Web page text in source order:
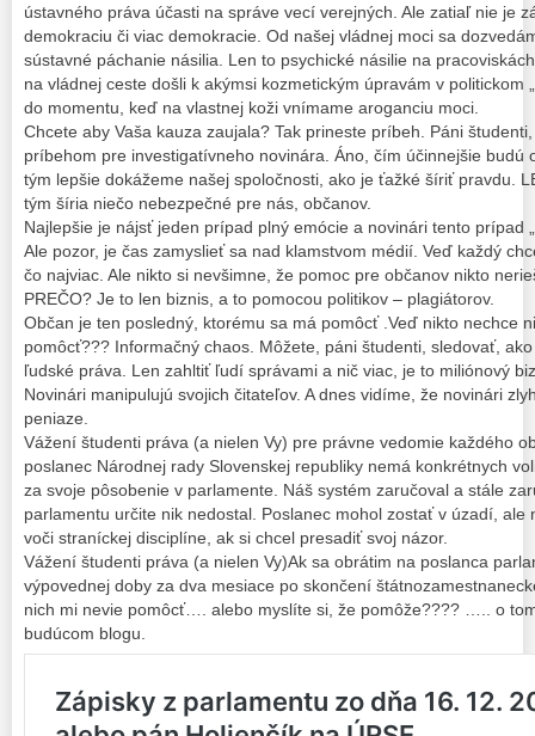
ústavného práva účasti na správe vecí verejných. Ale zatiaľ nie je
demokraciu či viac demokracie. Od našej vládnej moci sa
sústavné páchanie násilia. Len to psychické násilie na
na vládnej ceste došli k akýmsi kozmetickým úpravám v politickom
do momentu, keď na vlastnej koži vnímame aroganciu moci.
Chcete aby Vaša kauza zaujala? Tak prineste príbeh. Páni
príbehom pre investigatívneho novinára. Áno, čím účinnejšie budú
tým lepšie dokážeme našej spoločnosti, ako je ťažké šíriť pravdu.
tým šíria niečo nebezpečné pre nás, občanov.
Najlepšie je nájsť jeden prípad plný emócie a novinári tento prípad
Ale pozor, je čas zamyslieť sa nad klamstvom médií. Veď každý
čo najviac. Ale nikto si nevšimne, že pomoc pre občanov nikto
PREČO? Je to len biznis, a to pomocou politikov – plagiátorov.
Občan je ten posledný, ktorému sa má pomôcť .Veď nikto nechce
pomôcť??? Informačný chaos. Môžete, páni študenti, sledovať,
ľudské práva. Len zahltiť ľudí správami a nič viac, je to miliónový
Novinári manipulujú svojich čitateľov. A dnes vidíme, že novinári
peniaze.
Vážení študenti práva (a nielen Vy) pre právne vedomie každého
poslanec Národnej rady Slovenskej republiky nemá konkrétnych
za svoje pôsobenie v parlamente. Náš systém zaručoval a stále
parlamentu určite nik nedostal. Poslanec mohol zostať v úzadí, ale
voči straníckej disciplíne, ak si chcel presadiť svoj názor.
Vážení študenti práva (a nielen Vy)Ak sa obrátim na poslanca
výpovednej doby za dva mesiace po skončení
nich mi nevie pomôcť…. alebo myslíte si, že pomôže???? ….. o
budúcom blogu.